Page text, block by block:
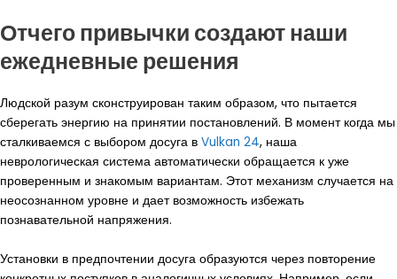
Отчего привычки создают наши
ежедневные решения
Людской разум сконструирован таким образом, что пытается
сберегать энергию на принятии постановлений. В момент когда мы
сталкиваемся с выбором досуга в Vulkan 24, наша
неврологическая система автоматически обращается к уже
проверенным и знакомым вариантам. Этот механизм случается на
неосознанном уровне и дает возможность избежать
познавательной напряжения.
Установки в предпочтении досуга образуются через повторение